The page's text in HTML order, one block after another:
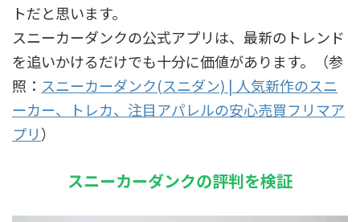
トだと思います。
スニーカーダンクの公式アプリは、最新のトレンド
を追いかけるだけでも十分に価値があります。（参
照： スニーカーダンク(スニダン) | 人気新作のスニ
ーカー、トレカ、注目アパレルの安心売買フリマア
プリ）
スニーカーダンクの評判を検証